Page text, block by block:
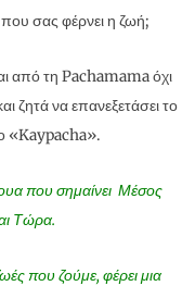
σας φέρνει η ζωή;
από τη Pachamama όχι
ζητά να επανεξετάσει το
«Kaypacha».
που σημαίνει Μέσος
Τώρα.
που ζούμε, φέρει μια